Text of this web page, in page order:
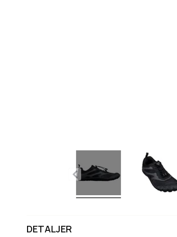
DETALJER